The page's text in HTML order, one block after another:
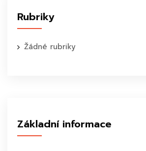
Rubriky
Žádné rubriky
Základní informace